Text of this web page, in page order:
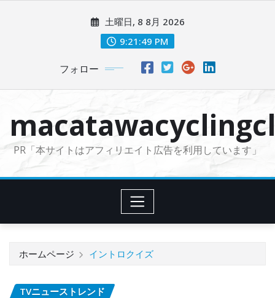
に
土曜日, 8 8月 2026
9:21:50 PM
フォロー
PR「本サイトはアフィリエイト広告を利用しています」
ホームページ イントロクイズ
TVニューストレンド